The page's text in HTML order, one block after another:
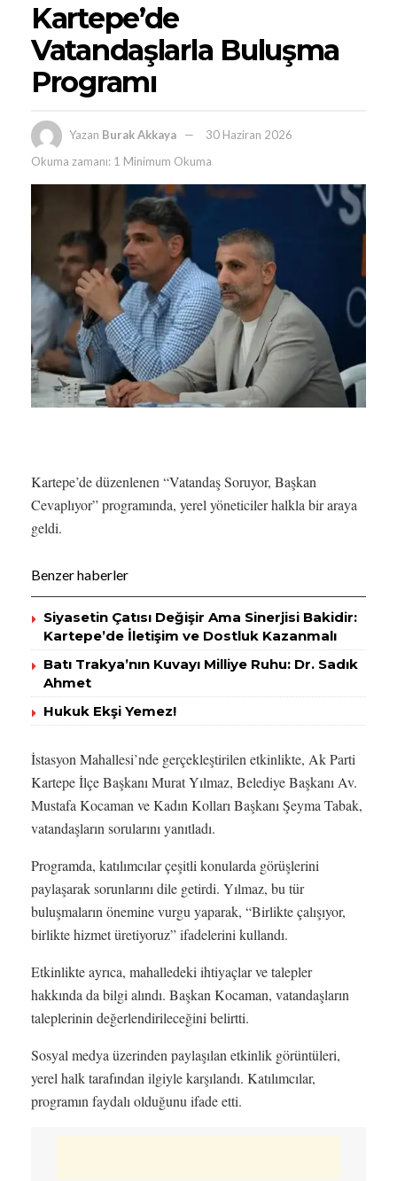
Kartepe’de
Vatandaşlarla Buluşma
Programı
Yazan Burak Akkaya
30 Haziran 2026
Okuma zamanı: 1 Minimum Okuma
Kartepe’de düzenlenen “Vatandaş Soruyor, Başkan
Cevaplıyor” programında, yerel yöneticiler halkla bir araya
geldi.
Benzer haberler
Siyasetin Çatısı Değişir Ama Sinerjisi Bakidir:
Kartepe’de İletişim ve Dostluk Kazanmalı
Batı Trakya’nın Kuvayı Milliye Ruhu: Dr. Sadık
Ahmet
Hukuk Ekşi Yemez!
İstasyon Mahallesi’nde gerçekleştirilen etkinlikte, Ak Parti
Kartepe İlçe Başkanı Murat Yılmaz, Belediye Başkanı Av.
Mustafa Kocaman ve Kadın Kolları Başkanı Şeyma Tabak,
vatandaşların sorularını yanıtladı.
Programda, katılımcılar çeşitli konularda görüşlerini
paylaşarak sorunlarını dile getirdi. Yılmaz, bu tür
buluşmaların önemine vurgu yaparak, “Birlikte çalışıyor,
birlikte hizmet üretiyoruz” ifadelerini kullandı.
Etkinlikte ayrıca, mahalledeki ihtiyaçlar ve talepler
hakkında da bilgi alındı. Başkan Kocaman, vatandaşların
taleplerinin değerlendirileceğini belirtti.
Sosyal medya üzerinden paylaşılan etkinlik görüntüleri,
yerel halk tarafından ilgiyle karşılandı. Katılımcılar,
programın faydalı olduğunu ifade etti.